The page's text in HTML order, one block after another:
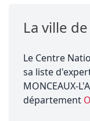
La ville de
Le Centre
sa liste
MONCEAUX-
département